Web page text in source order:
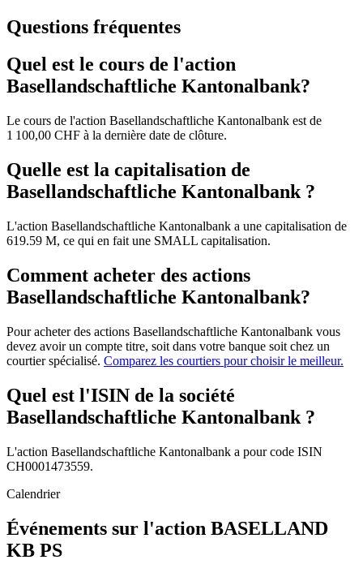
Questions fréquentes
Quel est le cours de l'action
Basellandschaftliche Kantonalbank?
Le cours de l'action Basellandschaftliche Kantonalbank est de
1 100,00 CHF à la dernière date de clôture.
Quelle est la capitalisation de
Basellandschaftliche Kantonalbank ?
L'action Basellandschaftliche Kantonalbank a une capitalisation de
619.59 M, ce qui en fait une SMALL capitalisation.
Comment acheter des actions
Basellandschaftliche Kantonalbank?
Pour acheter des actions Basellandschaftliche Kantonalbank vous
devez avoir un compte titre, soit dans votre banque soit chez un
courtier spécialisé. Comparez les courtiers pour choisir le meilleur.
Quel est l'ISIN de la société
Basellandschaftliche Kantonalbank ?
L'action Basellandschaftliche Kantonalbank a pour code ISIN
CH0001473559.
Calendrier
Événements sur l'action BASELLAND
KB PS